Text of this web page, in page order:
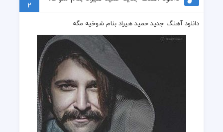
2
دانلود آهنگ جدید حمید هیراد بنام شوخیه مگه